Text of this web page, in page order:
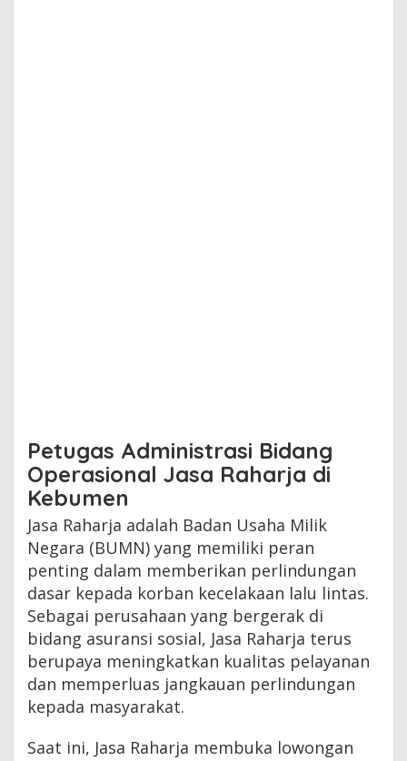
Petugas Administrasi Bidang
Operasional Jasa Raharja di
Kebumen
Jasa Raharja adalah Badan Usaha Milik
Negara (BUMN) yang memiliki peran
penting dalam memberikan perlindungan
dasar kepada korban kecelakaan lalu lintas.
Sebagai perusahaan yang bergerak di
bidang asuransi sosial, Jasa Raharja terus
berupaya meningkatkan kualitas pelayanan
dan memperluas jangkauan perlindungan
kepada masyarakat.
Saat ini, Jasa Raharja membuka lowongan